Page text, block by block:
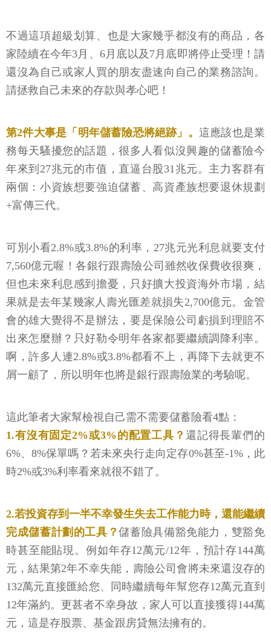
不過這項超級划算、也是大家幾乎都沒有的商品，各
家陸續在今年3月、6月底以及7月底即將停止受理！請
還沒為自己或家人買的朋友盡速向自己的業務諮詢。
請拯救自己未來的存款與孝心吧！
第2件大事是「明年儲蓄險恐將絕跡」。 這應該也是業
務每天騷擾您的話題，很多人看似沒興趣的儲蓄險今
年來到27兆元的市值，直逼台股31兆元。主力客群有
兩個：小資族想要強迫儲蓄、高資產族想要退休規劃
+富傳三代。
可別小看2.8%或3.8%的利率，27兆元光利息就要支付
7,560億元喔！各銀行跟壽險公司雖然收保費收很爽，
但也未來利息感到擔憂，只好擴大投資海外市場，結
果就是去年某幾家人壽光匯差就損失2,700億元。金管
會的雄大覺得不是辦法，要是保險公司虧損到理賠不
出來怎麼辦？只好勒令明年各家都要繼續調降利率。
啊，許多人連2.8%或3.8%都看不上，再降下去就更不
屑一顧了，所以明年也將是銀行跟壽險業的考驗呢。
這此筆者大家幫檢視自己需不需要儲蓄險看4點：
1.有沒有固定2%或3%的配置工具？ 還記得長輩們的
6%、8%保單嗎？若未來央行走向定存0%甚至-1%，此
時2%或3%利率看來就很不錯了。
2.若投資存到一半不幸發生失去工作能力時，還能繼續
完成儲蓄計劃的工具？儲蓄險具備豁免能力，雙豁免
時甚至能貼現。例如年存12萬元/12年，預計存144萬
元，結果第2年不幸失能，壽險公司會將未來還沒存的
132萬元直接匯給您、同時繼續每年幫您存12萬元直到
12年滿約。更甚者不幸身故，家人可以直接獲得144萬
元，這是存股票、基金跟房貸無法擁有的。